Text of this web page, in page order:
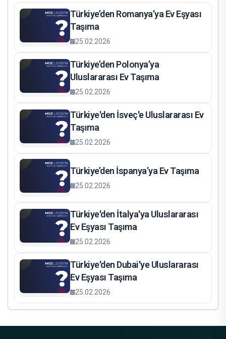
Türkiye’den Romanya’ya Ev Eşyası
Taşıma
25.02.2026
Türkiye’den Polonya’ya
Uluslararası Ev Taşıma
25.02.2026
Türkiye'den İsveç'e Uluslararası Ev
Taşıma
25.02.2026
Türkiye’den İspanya’ya Ev Taşıma
25.02.2026
Türkiye'den İtalya'ya Uluslararası
Ev Eşyası Taşıma
25.02.2026
Türkiye'den Dubai'ye Uluslararası
Ev Eşyası Taşıma
25.02.2026